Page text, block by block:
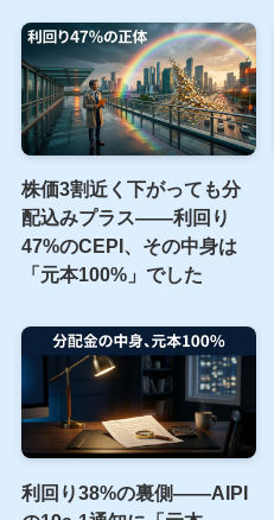
株価3割近く下がっても分
配込みプラス――利回り
47%のCEPI、その中身は
「元本100%」でした
利回り38%の裏側――AIPI